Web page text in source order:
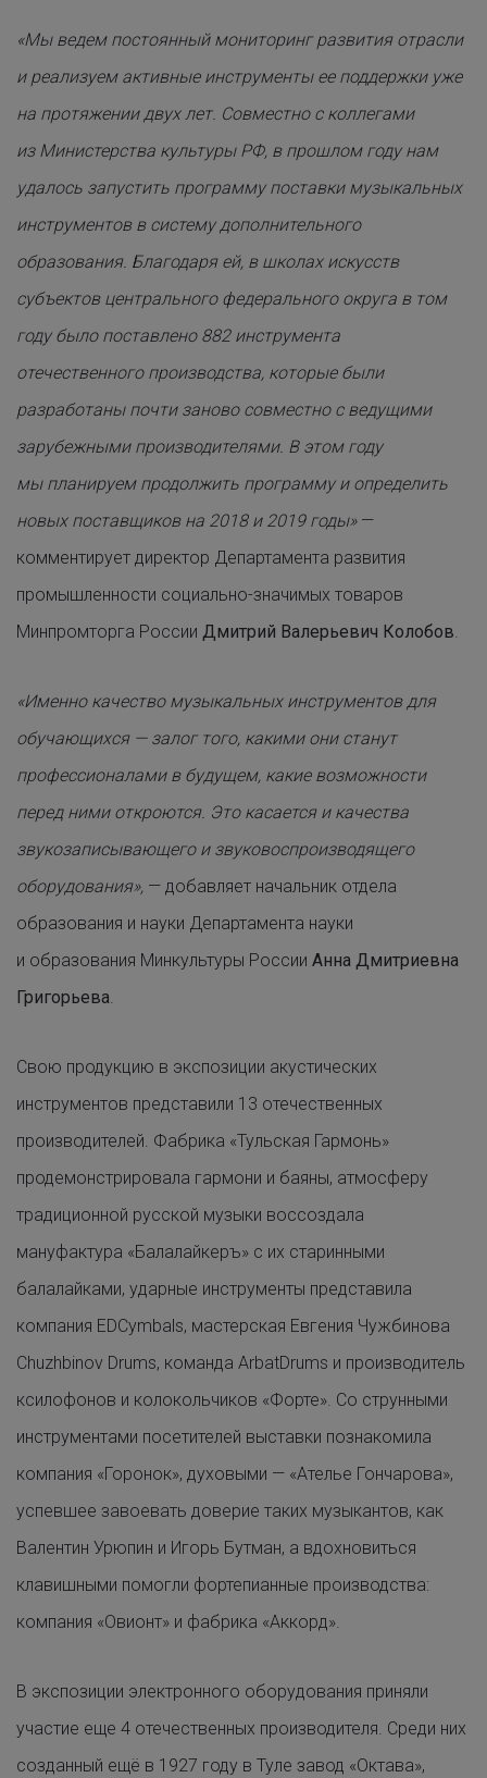
«Мы ведем постоянный мониторинг развития отрасли
и реализуем активные инструменты ее поддержки уже
на протяжении двух лет. Совместно с коллегами
из Министерства культуры РФ, в прошлом году нам
удалось запустить программу поставки музыкальных
инструментов в систему дополнительного
образования. Благодаря ей, в школах искусств
субъектов центрального федерального округа в том
году было поставлено 882 инструмента
отечественного производства, которые были
разработаны почти заново совместно с ведущими
зарубежными производителями. В этом году
мы планируем продолжить программу и определить
новых поставщиков на 2018 и 2019 годы» —
комментирует директор Департамента развития
промышленности социально-значимых товаров
Минпромторга России Дмитрий Валерьевич Колобов
«Именно качество музыкальных инструментов для
обучающихся — залог того, какими они станут
профессионалами в будущем, какие возможности
перед ними откроются. Это касается и качества
звукозаписывающего и звуковоспроизводящего
оборудования», — добавляет начальник отдела
образования и науки Департамента науки
и образования Минкультуры России Анна Дмитриевна
Григорьева
Свою продукцию в экспозиции акустических
инструментов представили 13 отечественных
производителей. Фабрика «Тульская Гармонь»
продемонстрировала гармони и баяны, атмосферу
традиционной русской музыки воссоздала
мануфактура «Балалайкеръ» с их старинными
балалайками, ударные инструменты представила
компания EDCymbals, мастерская Евгения Чужбинова
Chuzhbinov Drums, команда ArbatDrums и производитель
ксилофонов и колокольчиков «Форте». Со струнными
инструментами посетителей выставки познакомила
компания «Горонок», духовыми — «Ателье Гончарова»,
успевшее завоевать доверие таких музыкантов, как
Валентин Урюпин и Игорь Бутман, а вдохновиться
клавишными помогли фортепианные производства:
компания «Овионт» и фабрика «Аккорд».
В экспозиции электронного оборудования приняли
участие еще 4 отечественных производителя. Среди них
созданный ещё в 1927 году в Туле завод «Октава»,